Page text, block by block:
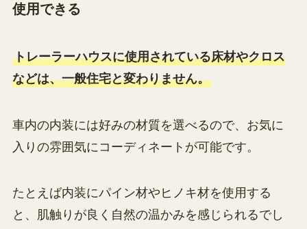
使用できる
トレーラーハウスに使用されている床材やクロス
などは、一般住宅と変わりません。
車内の内装には好みの材質を選べるので、お気に
入りの雰囲気にコーディネートが可能です。
たとえば内装にパイン材やヒノキ材を使用する
と、肌触りが良く自然の温かみを感じられるでし